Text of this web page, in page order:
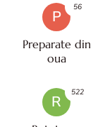
P
Preparate din
oua
56
R
522